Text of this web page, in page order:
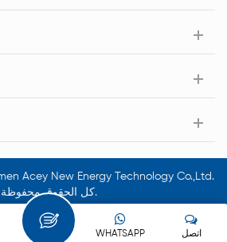
كل الحقوق محفوظة.
اتصل WHATSAPP